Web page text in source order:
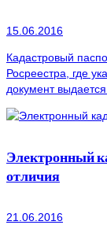
15.06.2016
Кадастровый
Росреестра, где
документ
Электронный
отличия
21.06.2016